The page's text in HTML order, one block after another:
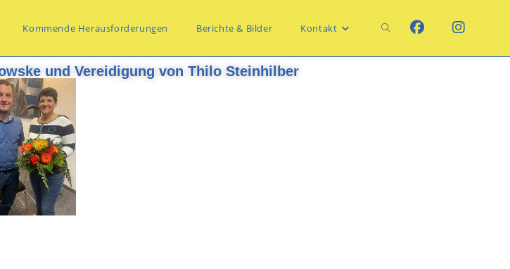
Kommende Herausforderungen Berichte & Bilder Kontakt
und Vereidigung von Thilo Steinhilber